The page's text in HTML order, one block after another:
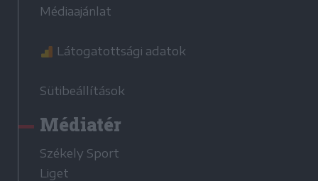
Médiaajánlat
Látogatottsági adatok
Sütibeállítások
Médiatér
Székely Sport
Liget